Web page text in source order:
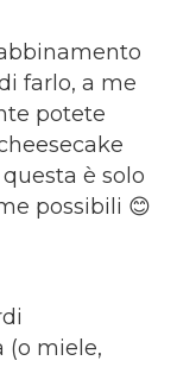
farlo, a me
potete
è solo
possibili 😊
(o miele,